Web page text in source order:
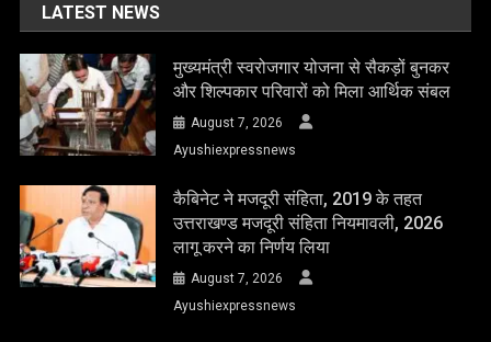
LATEST NEWS
मुख्यमंत्री स्वरोजगार योजना से सैकड़ों बुनकर
और शिल्पकार परिवारों को मिला आर्थिक संबल
August 7, 2026
Ayushiexpressnews
कैबिनेट ने मजदूरी संहिता, 2019 के तहत
उत्तराखण्ड मजदूरी संहिता नियमावली, 2026
लागू करने का निर्णय लिया
August 7, 2026
Ayushiexpressnews